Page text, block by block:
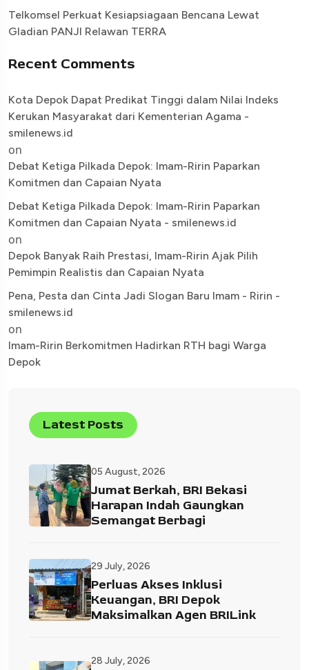
Telkomsel Perkuat Kesiapsiagaan Bencana Lewat
Gladian PANJI Relawan TERRA
Recent Comments
Kota Depok Dapat Predikat Tinggi dalam Nilai Indeks
Kerukan Masyarakat dari Kementerian Agama -
smilenews.id
on
Debat Ketiga Pilkada Depok: Imam-Ririn Paparkan
Komitmen dan Capaian Nyata
Debat Ketiga Pilkada Depok: Imam-Ririn Paparkan
Komitmen dan Capaian Nyata - smilenews.id
on
Depok Banyak Raih Prestasi, Imam-Ririn Ajak Pilih
Pemimpin Realistis dan Capaian Nyata
Pena, Pesta dan Cinta Jadi Slogan Baru Imam - Ririn -
smilenews.id
on
Imam-Ririn Berkomitmen Hadirkan RTH bagi Warga
Depok
Latest Posts
05 August, 2026
Jumat Berkah, BRI Bekasi
Harapan Indah Gaungkan
Semangat Berbagi
29 July, 2026
Perluas Akses Inklusi
Keuangan, BRI Depok
Maksimalkan Agen BRILink
28 July, 2026